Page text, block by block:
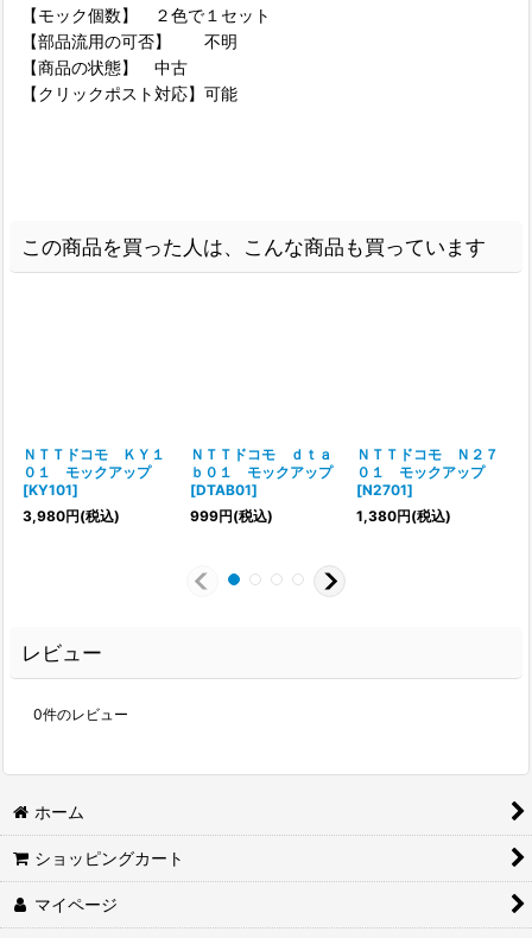
【モック個数】 ２色で１セット
【部品流用の可否】 不明
【商品の状態】 中古
【クリックポスト対応】可能
この商品を買った人は、こんな商品も買っています
ＮＴＴドコモ ＫＹ１
０１ モックアップ
[KY101]
3,980円(税込)
ＮＴＴドコモ ｄｔａ
ｂ０１ モックアップ
[DTAB01]
999円(税込)
ＮＴＴドコモ Ｎ２７
０１ モックアップ
[N2701]
1,380円(税込)
レビュー
0件のレビュー
ホーム
ショッピングカート
マイページ